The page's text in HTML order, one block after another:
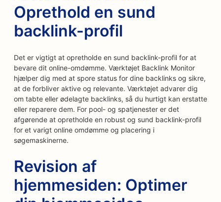
Oprethold en sund
backlink-profil
Det er vigtigt at opretholde en sund backlink-profil for at
bevare dit online-omdømme. Værktøjet Backlink Monitor
hjælper dig med at spore status for dine backlinks og sikre,
at de forbliver aktive og relevante. Værktøjet advarer dig
om tabte eller ødelagte backlinks, så du hurtigt kan erstatte
eller reparere dem. For pool- og spatjenester er det
afgørende at opretholde en robust og sund backlink-profil
for et varigt online omdømme og placering i
søgemaskinerne.
Revision af
hjemmesiden: Optimer